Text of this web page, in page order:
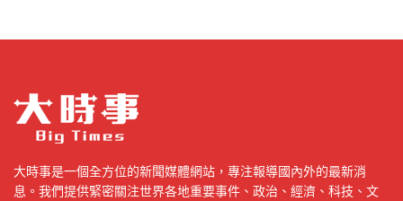
大時事是一個全方位的新聞媒體網站，專注報導國內外的最新消
息。我們提供緊密關注世界各地重要事件、政治、經濟、科技、文